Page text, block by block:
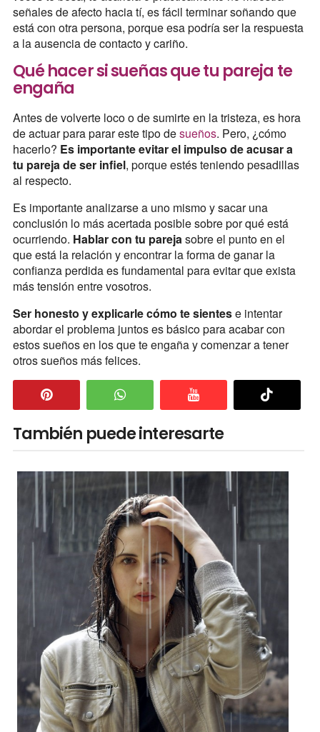
señales de afecto hacia tí, es fácil terminar soñando que
está con otra persona, porque esa podría ser la respuesta
a la ausencia de contacto y cariño.
Qué hacer si sueñas que tu pareja te
engaña
Antes de volverte loco o de sumirte en la tristeza, es hora
de actuar para parar este tipo desueños. Pero, ¿cómo
hacerlo? Es importante evitar el impulso de acusar a
tu pareja de ser infiel, porque estés teniendo pesadillas
al respecto.
Es importante analizarse a uno mismo y sacar una
conclusión lo más acertada posible sobre por qué está
ocurriendo. Hablar con tu parejasobre el punto en el
que está la relación y encontrar la forma de ganar la
confianza perdida es fundamental para evitar que exista
más tensión entre vosotros.
Ser honesto y explicarle cómo te sientese intentar
abordar el problema juntos es básico para acabar con
estos sueños en los que te engaña y comenzar a tener
otros sueños más felices.
También puede interesarte